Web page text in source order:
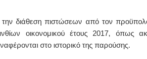
την διάθεση πιστώσεων από τον
οικονομικού έτους 2017, όπως
στο ιστορικό της παρούσης.